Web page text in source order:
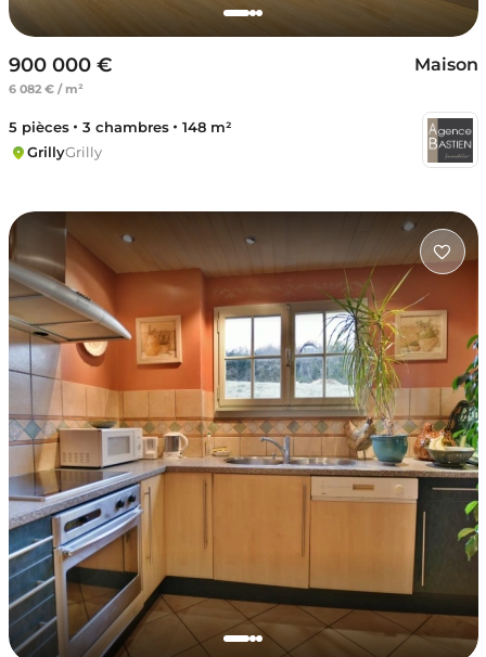
900 000 €
6 082 € / m²
Maison
5 pièces 3 chambres
148 m²
GrillyGrilly